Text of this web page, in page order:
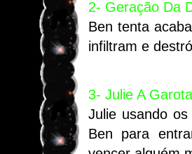
2- Geração Da
Ben tenta
infiltram e
3- Julie A
Julie usando
Ben para